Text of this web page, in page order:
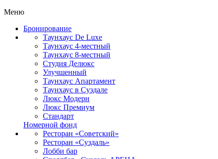
Меню
Бронирование
Таунхаус De Luxe
Таунхаус 4-местный
Таунхаус 8-местный
Студия Делюкс
Улучшенный
Таунхаус Апартамент
Таунхаус в Суздале
Люкс Модерн
Люкс Премиум
Стандарт
Номерной фонд
Ресторан «Советский»
Ресторан «Суздаль»
Лобби бар